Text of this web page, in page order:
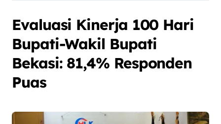
Evaluasi Kinerja 100 Hari
Bupati-Wakil Bupati
Bekasi: 81,4% Responden
Puas